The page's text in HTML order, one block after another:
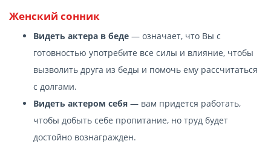
Женский сонник
Видеть актера в беде — означает, что Вы с
готовностью употребите все силы и влияние, чтобы
вызволить друга из беды и помочь ему рассчитаться
с долгами.
Видеть актером себя — вам придется работать,
чтобы добыть себе пропитание, но труд будет
достойно вознагражден.